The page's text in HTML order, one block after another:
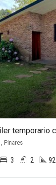
Pinares
3 2